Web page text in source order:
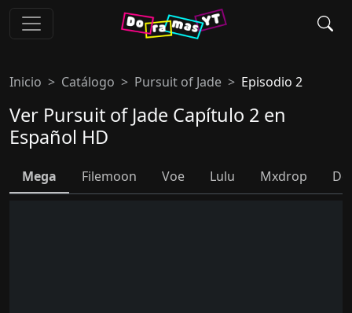
Inicio Catálogo Pursuit of Jade Episodio 2
Ver Pursuit of Jade Capítulo 2 en
Español HD
Mega Filemoon Voe Lulu Mxdrop